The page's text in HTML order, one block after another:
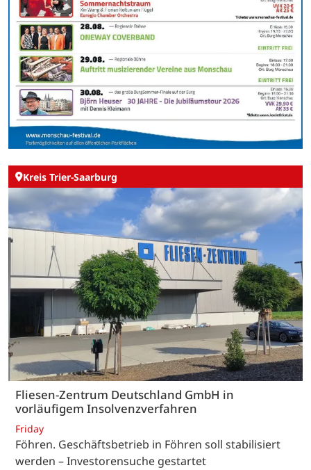
Kreis Trier-Saarburg
Fliesen-Zentrum Deutschland GmbH in
vorläufigem Insolvenzverfahren
Friday
Föhren. Geschäftsbetrieb in Föhren soll stabilisiert
werden – Investorensuche gestartet